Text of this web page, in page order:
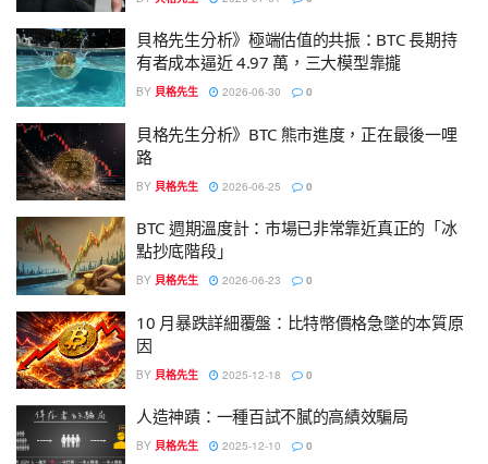
貝格先生分析》極端估值的共振：BTC 長期持
有者成本逼近 4.97 萬，三大模型靠攏
BY 貝格先生 2026-06-30 0
貝格先生分析》BTC 熊市進度，正在最後一哩
路
BY 貝格先生 2026-06-25 0
BTC 週期溫度計：市場已非常靠近真正的「冰
點抄底階段」
BY 貝格先生 2026-06-23 0
10 月暴跌詳細覆盤：比特幣價格急墜的本質原
因
BY 貝格先生 2025-12-18 0
人造神蹟：一種百試不膩的高績效騙局
BY 貝格先生 2025-12-10 0